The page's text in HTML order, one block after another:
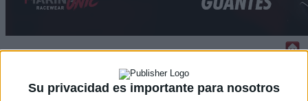
Su privacidad es importante para nosotros
Rallyes